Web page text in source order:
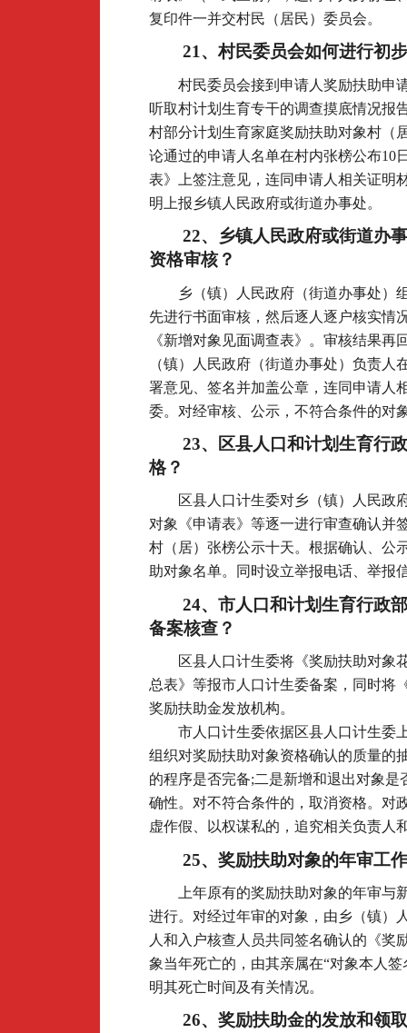
复印件一并交村民（居民）委员会。
21、村民委员会如何进行初
村民委员会接到申请人奖励扶助申
听取村计划生育专干的调查摸底情况报
村部分计划生育家庭奖励扶助对象村（
论通过的申请人名单在村内张榜公布10
表》上签注意见，连同申请人相关证明
明上报乡镇人民政府或街道办事处。
22、乡镇人民政府或街道办
资格审核？
乡（镇）人民政府（街道办事处）
先进行书面审核，然后逐人逐户核实情
《新增对象见面调查表》。审核结果再
（镇）人民政府（街道办事处）负责
署意见、签名并加盖公章，连同申请人
委。对经审核、公示，不符合条件的对
23、区县人口和计划生育行
格？
区县人口计生委对乡（镇）人民政
对象《申请表》等逐一进行审查确认并
村（居）张榜公示十天。根据确认、公
助对象名单。同时设立举报电话、举报
24、市人口和计划生育行政
备案核查？
区县人口计生委将《奖励扶助对象
总表》等报市人口计生委备案，同时将
奖励扶助金发放机构。
市人口计生委依据区县人口计生委
组织对奖励扶助对象资格确认的质量的
的程序是否完备;二是新增和退出对象
确性。对不符合条件的，取消资格。对
虚作假、以权谋私的，追究相关负责人
25、奖励扶助对象的年审工
上年原有的奖励扶助对象的年审
进行。对经过年审的对象，由乡（镇）
人和入户核查人员共同签名确认的《奖
象当年死亡的，由其亲属在“对象本人
明其死亡时间及有关情况。
26、奖励扶助金的发放和领